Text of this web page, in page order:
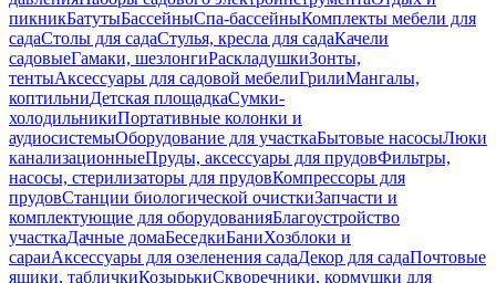
пикникБатутыБассейныСпа-бассейныКомплекты мебели для
садаСтолы для садаСтулья, кресла для садаКачели
садовыеГамаки, шезлонгиРаскладушкиЗонты,
тентыАксессуары для садовой мебелиГрилиМангалы,
коптильниДетская площадкаСумки-
холодильникиПортативные колонки и
аудиосистемыОборудование для участкаБытовые насосыЛюки
канализационныеПруды, аксессуары для прудовФильтры,
насосы, стерилизаторы для прудовКомпрессоры для
прудовСтанции биологической очисткиЗапчасти и
комплектующие для оборудованияБлагоустройство
участкаДачные домаБеседкиБаниХозблоки и
сараиАксессуары для озеленения садаДекор для садаПочтовые
ящики, табличкиКозырькиСкворечники, кормушки для